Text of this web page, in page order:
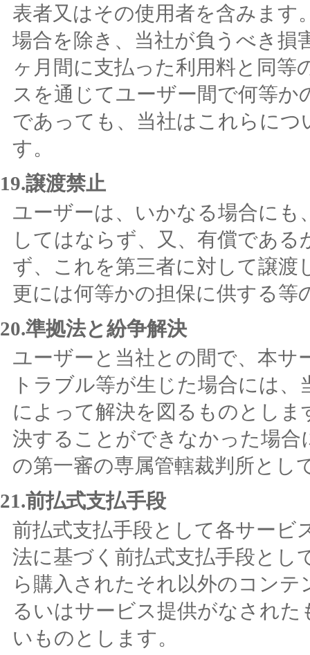
表者又はその使用者を含みます
場合を除き、当社が負うべき損
ヶ月間に支払った利用料と同等
スを通じてユーザー間で何等か
であっても、当社はこれらに
す。
19.譲渡禁止
ユーザーは、いかなる場合にも
してはならず、又、有償であ
ず、これを第三者に対して譲
更には何等かの担保に供する
20.準拠法と紛争解決
ユーザーと当社との間で、本サ
トラブル等が生じた場合には
によって解決を図るものとし
決することができなかった場合
の第一審の専属管轄裁判所とし
21.前払式支払手段
前払式支払手段として各サービ
法に基づく前払式支払手段とし
ら購入されたそれ以外のコン
るいはサービス提供がなされ
いものとします。